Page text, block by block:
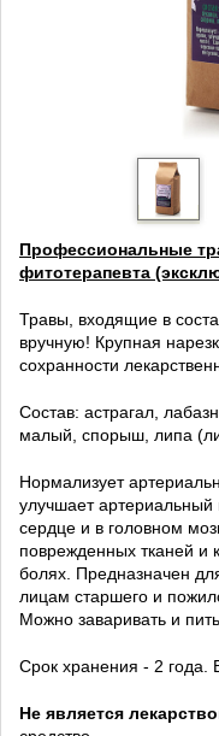
Профессиональные
фитотерапевта
Травы, входящие в
вручную! Крупная
сохранности
Состав: астрагал,
малый, спорыш, липа
Нормализует
улучшает артериальный
сердце и в головном
поврежденных тканей и
болях. Предназначен
лицам старшего и
Можно заваривать и
Срок хранения - 2 года.
Не является